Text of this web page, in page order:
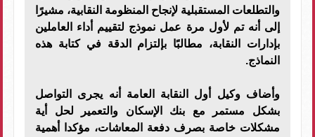
والتطلعات المستقبلية لإنجاح المنظومة النقابية، مشيرًا
إلى أنه تم لأول مرة عمل نموذج لتقييم أداء العاملين
بإدارات النقابة، مطالبًا بإلتزام الدقة في كتابة هذه
النماذج.
وأضاف وكيل أول النقابة العامة أنه يجرى التواصل
بشكل مستمر مع بنك الإسكان والتعمير لحل أية
مشكلات خاصة بصرف دفعة المعاشات، مؤكدا أهمية